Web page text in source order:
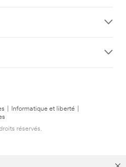
Informatique et liberté
réservés.